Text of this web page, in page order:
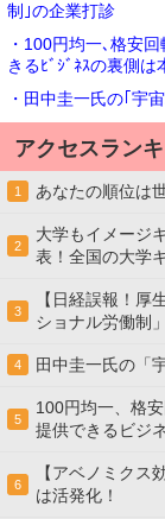
制｣の企業打診
・100円均一､格安
きるﾋﾞｼﾞﾈｽの裏側は
・田中圭一氏の｢宇
アクセスラン
1 あなたの順位は
2
大学もイメージ
表！全国の大学
3
【日経誤報！厚
ショナル労働制
4 田中圭一氏の「
5
100円均一、格
提供できるビジ
6
【アベノミクス
は活発化！